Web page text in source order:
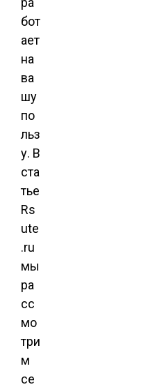
бот
ает
на
ва
шу
по
льз
у. В
ста
тье
Rs
ute
.ru
мы
ра
сс
мо
три
м
се